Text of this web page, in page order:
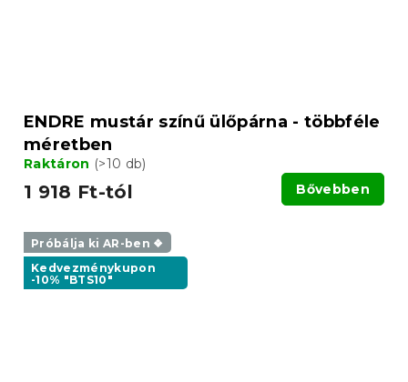
ENDRE mustár színű ülőpárna - többféle
méretben
Raktáron (>10 db)
1 918 Ft-tól Bővebben
Próbálja ki AR-ben ❖
Kedvezménykupon
-10% "BTS10"